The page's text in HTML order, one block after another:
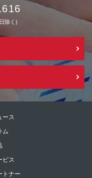
除く)
ース
ム
ビス
トナー